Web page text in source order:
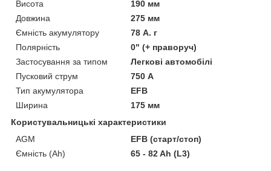
Висота
190 мм
Довжина
275 мм
Ємність акумулятору
78 А. г
Полярність
0" (+ праворуч)
Застосування за типом
Легкові автомобілі
Пусковий струм
750 А
Тип акумулятора
EFB
Ширина
175 мм
Користувальницькі характеристики
AGM
EFB (старт/стоп)
Ємність (Ah)
65 - 82 Ah (L3)